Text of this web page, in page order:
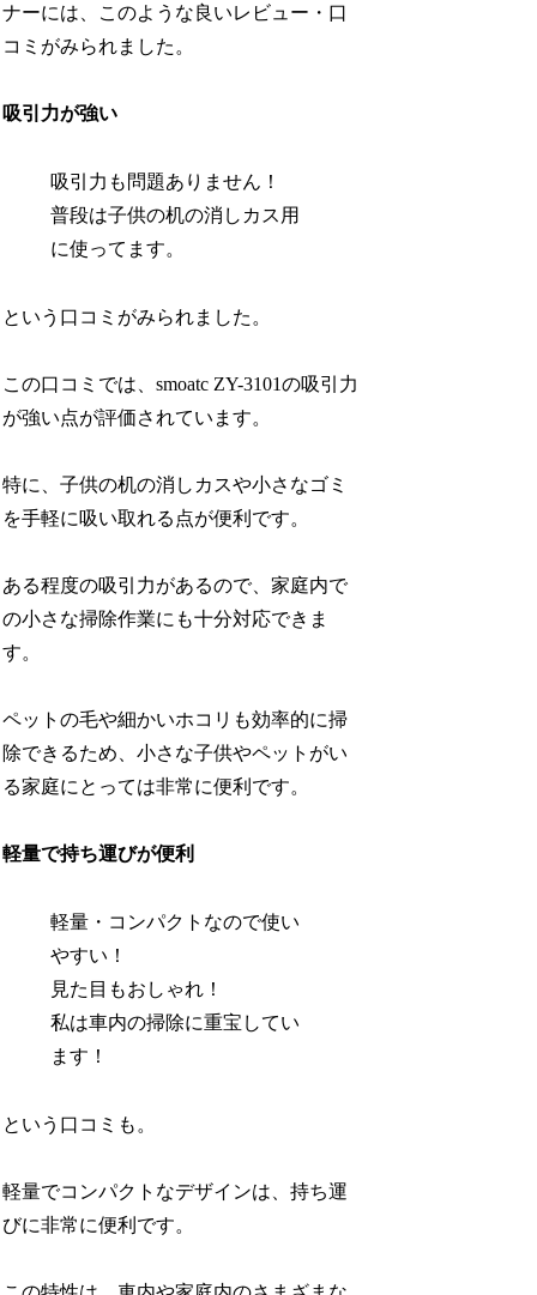
ナーには、このような良いレビュー・口
コミがみられました。
吸引力が強い
吸引力も問題ありません！
普段は子供の机の消しカス用
に使ってます。
という口コミがみられました。
この口コミでは、smoatc ZY-3101の吸引力
が強い点が評価されています。
特に、子供の机の消しカスや小さなゴミ
を手軽に吸い取れる点が便利です。
ある程度の吸引力があるので、家庭内で
の小さな掃除作業にも十分対応できま
す。
ペットの毛や細かいホコリも効率的に掃
除できるため、小さな子供やペットがい
る家庭にとっては非常に便利です。
軽量で持ち運びが便利
軽量・コンパクトなので使い
やすい！
見た目もおしゃれ！
私は車内の掃除に重宝してい
ます！
という口コミも。
軽量でコンパクトなデザインは、持ち運
びに非常に便利です。